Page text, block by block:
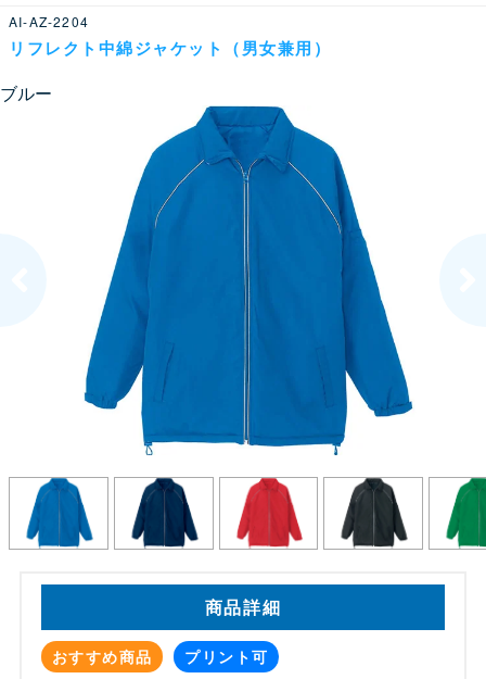
AI-AZ-2204
リフレクト中綿ジャケット（男女兼用）
ブルー
商品詳細
おすすめ商品
プリント可